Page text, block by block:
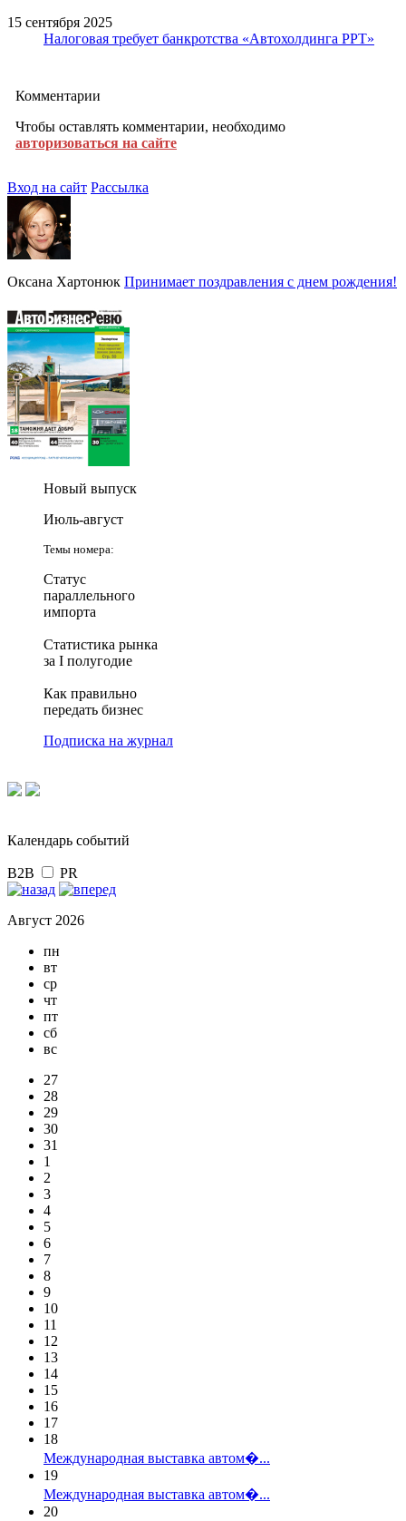
15 сентября 2025
Налоговая требует банкротства «Автохолдинга РРТ»
Комментарии
Чтобы оставлять комментарии, необходимо
авторизоваться на сайте
Вход на сайт Рассылка
Оксана Хартонюк Принимает поздравления с днем рождения!
Новый выпуск
Июль-август
Темы номера:
Статус
параллельного
импорта
Статистика рынка
за I полугодие
Как правильно
передать бизнес
Подписка на журнал
Календарь событий
B2B PR
Август 2026
пн
вт
ср
чт
пт
сб
вс
27
28
29
30
31
1
2
3
4
5
6
7
8
9
10
11
12
13
14
15
16
17
18
Международная выставка автом�...
19
Международная выставка автом�...
20